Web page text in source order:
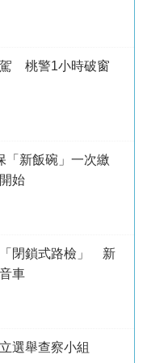
桃警1小時破窗
「新飯碗」一次繳
始
閉鎖式路檢」 新
車
選舉查察小組